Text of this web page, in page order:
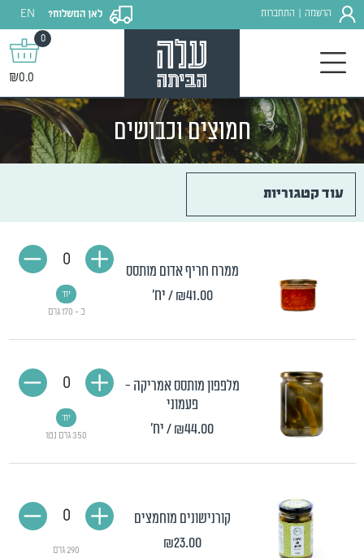
הרשמה התחברות לאן המשלוח?
EN
0
₪0.0
חמוצים וכבושים
עוד קטגוריות
ממרח חריף אדום מותסס
₪41.00 / יח'
כ - 170 גרם
יח'
0
מלפפון מותסס אמריקה -
פעמוני
₪44.00/ יח' 350 גרם נטו
יח'
0
קורנישונים מוחמצים
₪23.00
290 גרם
0